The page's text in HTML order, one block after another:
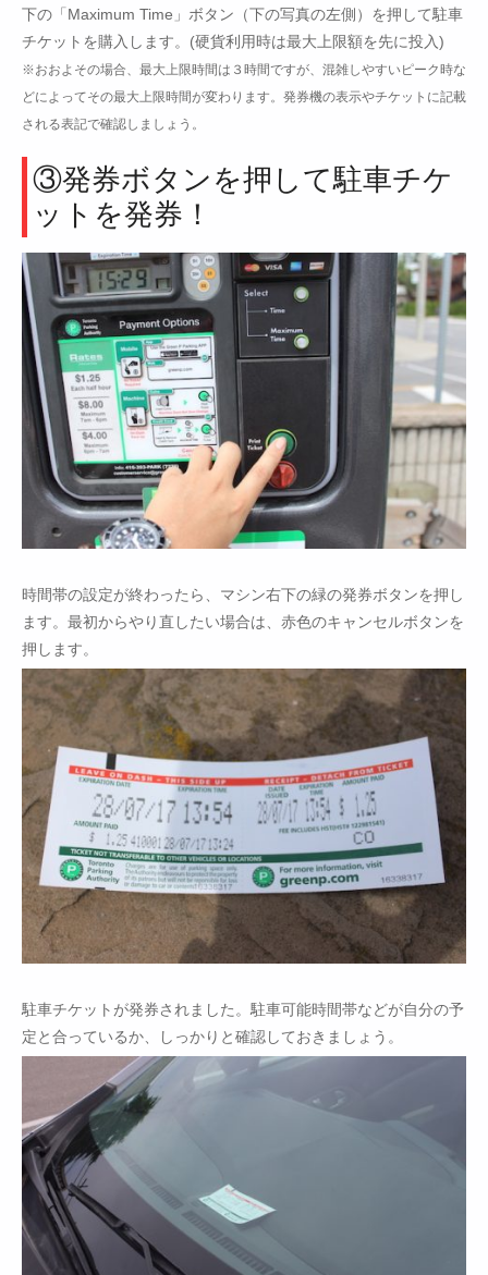
下の「Maximum Time」ボタン（下の写真の左側）を押して駐車
チケットを購入します。(硬貨利用時は最大上限額を先に投入)
※おおよその場合、最大上限時間は３時間ですが、混雑しやすいピーク時な
どによってその最大上限時間が変わります。発券機の表示やチケットに記載
される表記で確認しましょう。
③発券ボタンを押して駐車チケ
ットを発券！
時間帯の設定が終わったら、マシン右下の緑の発券ボタンを押し
ます。最初からやり直したい場合は、赤色のキャンセルボタンを
押します。
駐車チケットが発券されました。駐車可能時間帯などが自分の予
定と合っているか、しっかりと確認しておきましょう。